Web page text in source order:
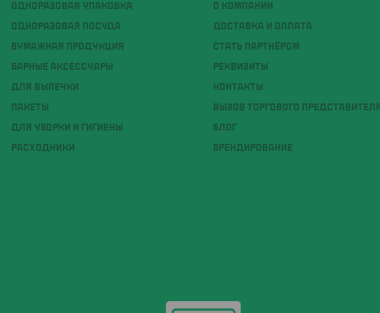
ОДНОРАЗОВАЯ УПАКОВКА
ОДНОРАЗОВАЯ ПОСУДА
БУМАЖНАЯ ПРОДУКЦИЯ
БАРНЫЕ АКСЕССУАРЫ
ДЛЯ ВЫПЕЧКИ
ПАКЕТЫ
ДЛЯ УБОРКИ И ГИГИЕНЫ
РАСХОДНИКИ
О КОМПАНИИ
ДОСТАВКА И ОПЛАТА
СТАТЬ ПАРТНЁРОМ
РЕКВИЗИТЫ
КОНТАКТЫ
ВЫЗОВ ТОРГОВОГО ПРЕДСТАВИТЕЛЯ
БЛОГ
БРЕНДИРОВАНИЕ